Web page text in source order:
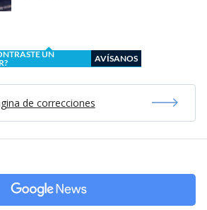
UN
AVÍSANOS
de correcciones